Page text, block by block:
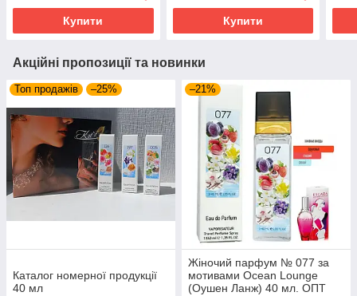
Купити Купити
Акційні пропозиції та новинки
Топ продажів –25%
Каталог номерної продукції
40 мл
–21%
Жіночий парфум № 077 за
мотивами Ocean Lounge
(Оушен Ланж) 40 мл. ОПТ